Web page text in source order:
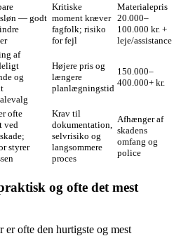
— godt
Kritiske
moment kræver
fagfolk; risiko
for fejl
Materialepris
20.000–
100.000 kr. +
leje/assistance
af
og
Højere pris og
længere
planlægningstid
150.000–
400.000+ kr.
ofte
ved
styrer
Krav til
dokumentation,
selvrisiko og
langsommere
proces
Afhænger af
skadens
omfang og
police
og ofte det mest
ofte den hurtigste og mest